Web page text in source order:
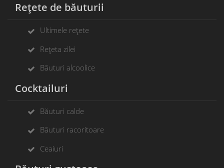
Rețete de băuturii
Ultimele rețete
Rețeta zilei
Băuturi alcoolice
Cocktailuri
Băuturi calde
Băuturi racoritoare
Ceaiuri